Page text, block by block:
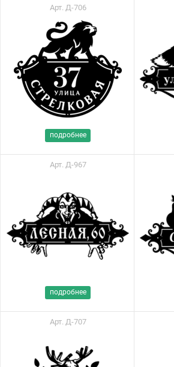
Арт. Д-706
подробнее
Арт. Д-967
подробнее
Арт. Д-707